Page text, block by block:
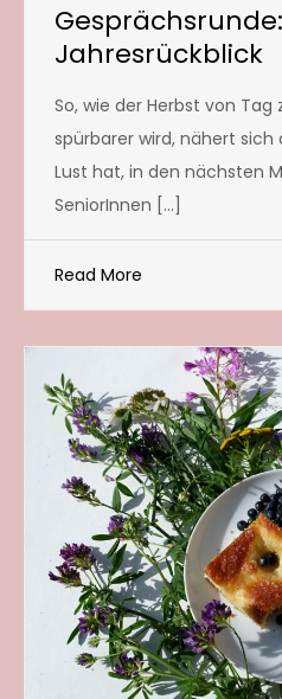
Jahresrückblick
So, wie der Herbst von
spürbarer wird, nähert sich
Lust hat, in den nächsten
SeniorInnen […]
Read More